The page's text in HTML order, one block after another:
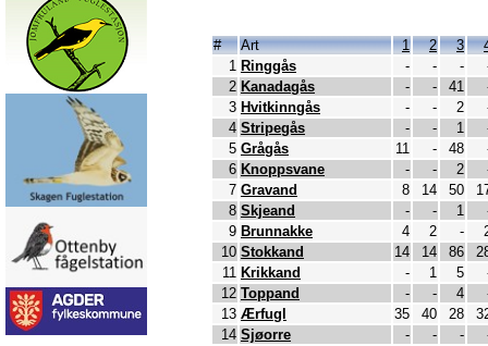
# Art 1 2 3
1 Ringgås - - -
2 Kanadagås - - 41
3 Hvitkinngås - - 2
4 Stripegås - - 1
5 Grågås 11 - 48
6 Knoppsvane - - 2
7 Gravand 8 14 50
8 Skjeand - - 1
9 Brunnakke 4 2 -
10 Stokkand 14 14 86
11 Krikkand - 1 5
12 Toppand - - 4
13 Ærfugl 35 40 28
14 Sjøorre - - -